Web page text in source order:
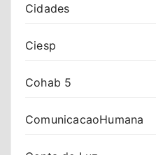
Cidades
Ciesp
Cohab 5
ComunicacaoHumana